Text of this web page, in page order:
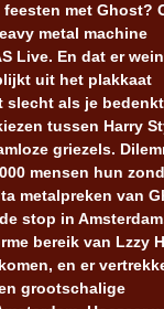
met Ghost?
metal machine
Live. En dat er
uit het plakkaat
slecht als je
tussen Harry
griezels.
mensen hun
metalpreken van
stop in
bereik van Lzzy
en er
grootschalige